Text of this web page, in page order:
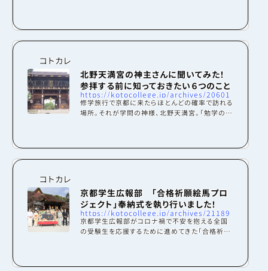
を数える天満宮・天神社の総本社で、学問の神
様・菅原道真をお祀りしています。学者であり政治
家でも...
コトカレ
北野天満宮の神主さんに聞いてみた！
参拝する前に知っておきたい６つのこと
https://kotocollege.jp/archives/20601
修学旅行で京都に来たらほとんどの確率で訪れる
場所。それが学問の神様、北野天満宮。「勉学の神
いて北野天満宮は、平安時代中期を代表する学
者・政治家菅原道真公をお祀りした神社です。学
問...
コトカレ
京都学生広報部 「合格祈願絵馬プロ
ジェクト」奉納式を執り行いました！
https://kotocollege.jp/archives/21189
京都学生広報部がコロナ禍で不安を抱える全国
の受験生を応援するために進めてきた「合格祈願